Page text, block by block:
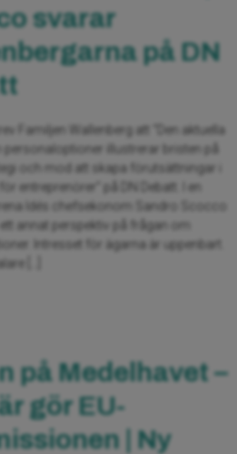
svarar
på DN
Familjen Wallenberg att “Den aktuella
personaloptioner illustrerar bristen på
och mod att skapa förutsättningar i
entreprenörer” på DN Debatt. I en
Idés chefsekonom Sandro Scocco
annat perspektiv på frågan om
Intresset för ägarna är uppenbart.
[…]
på Medelhavet –
gör EU-
| Ny